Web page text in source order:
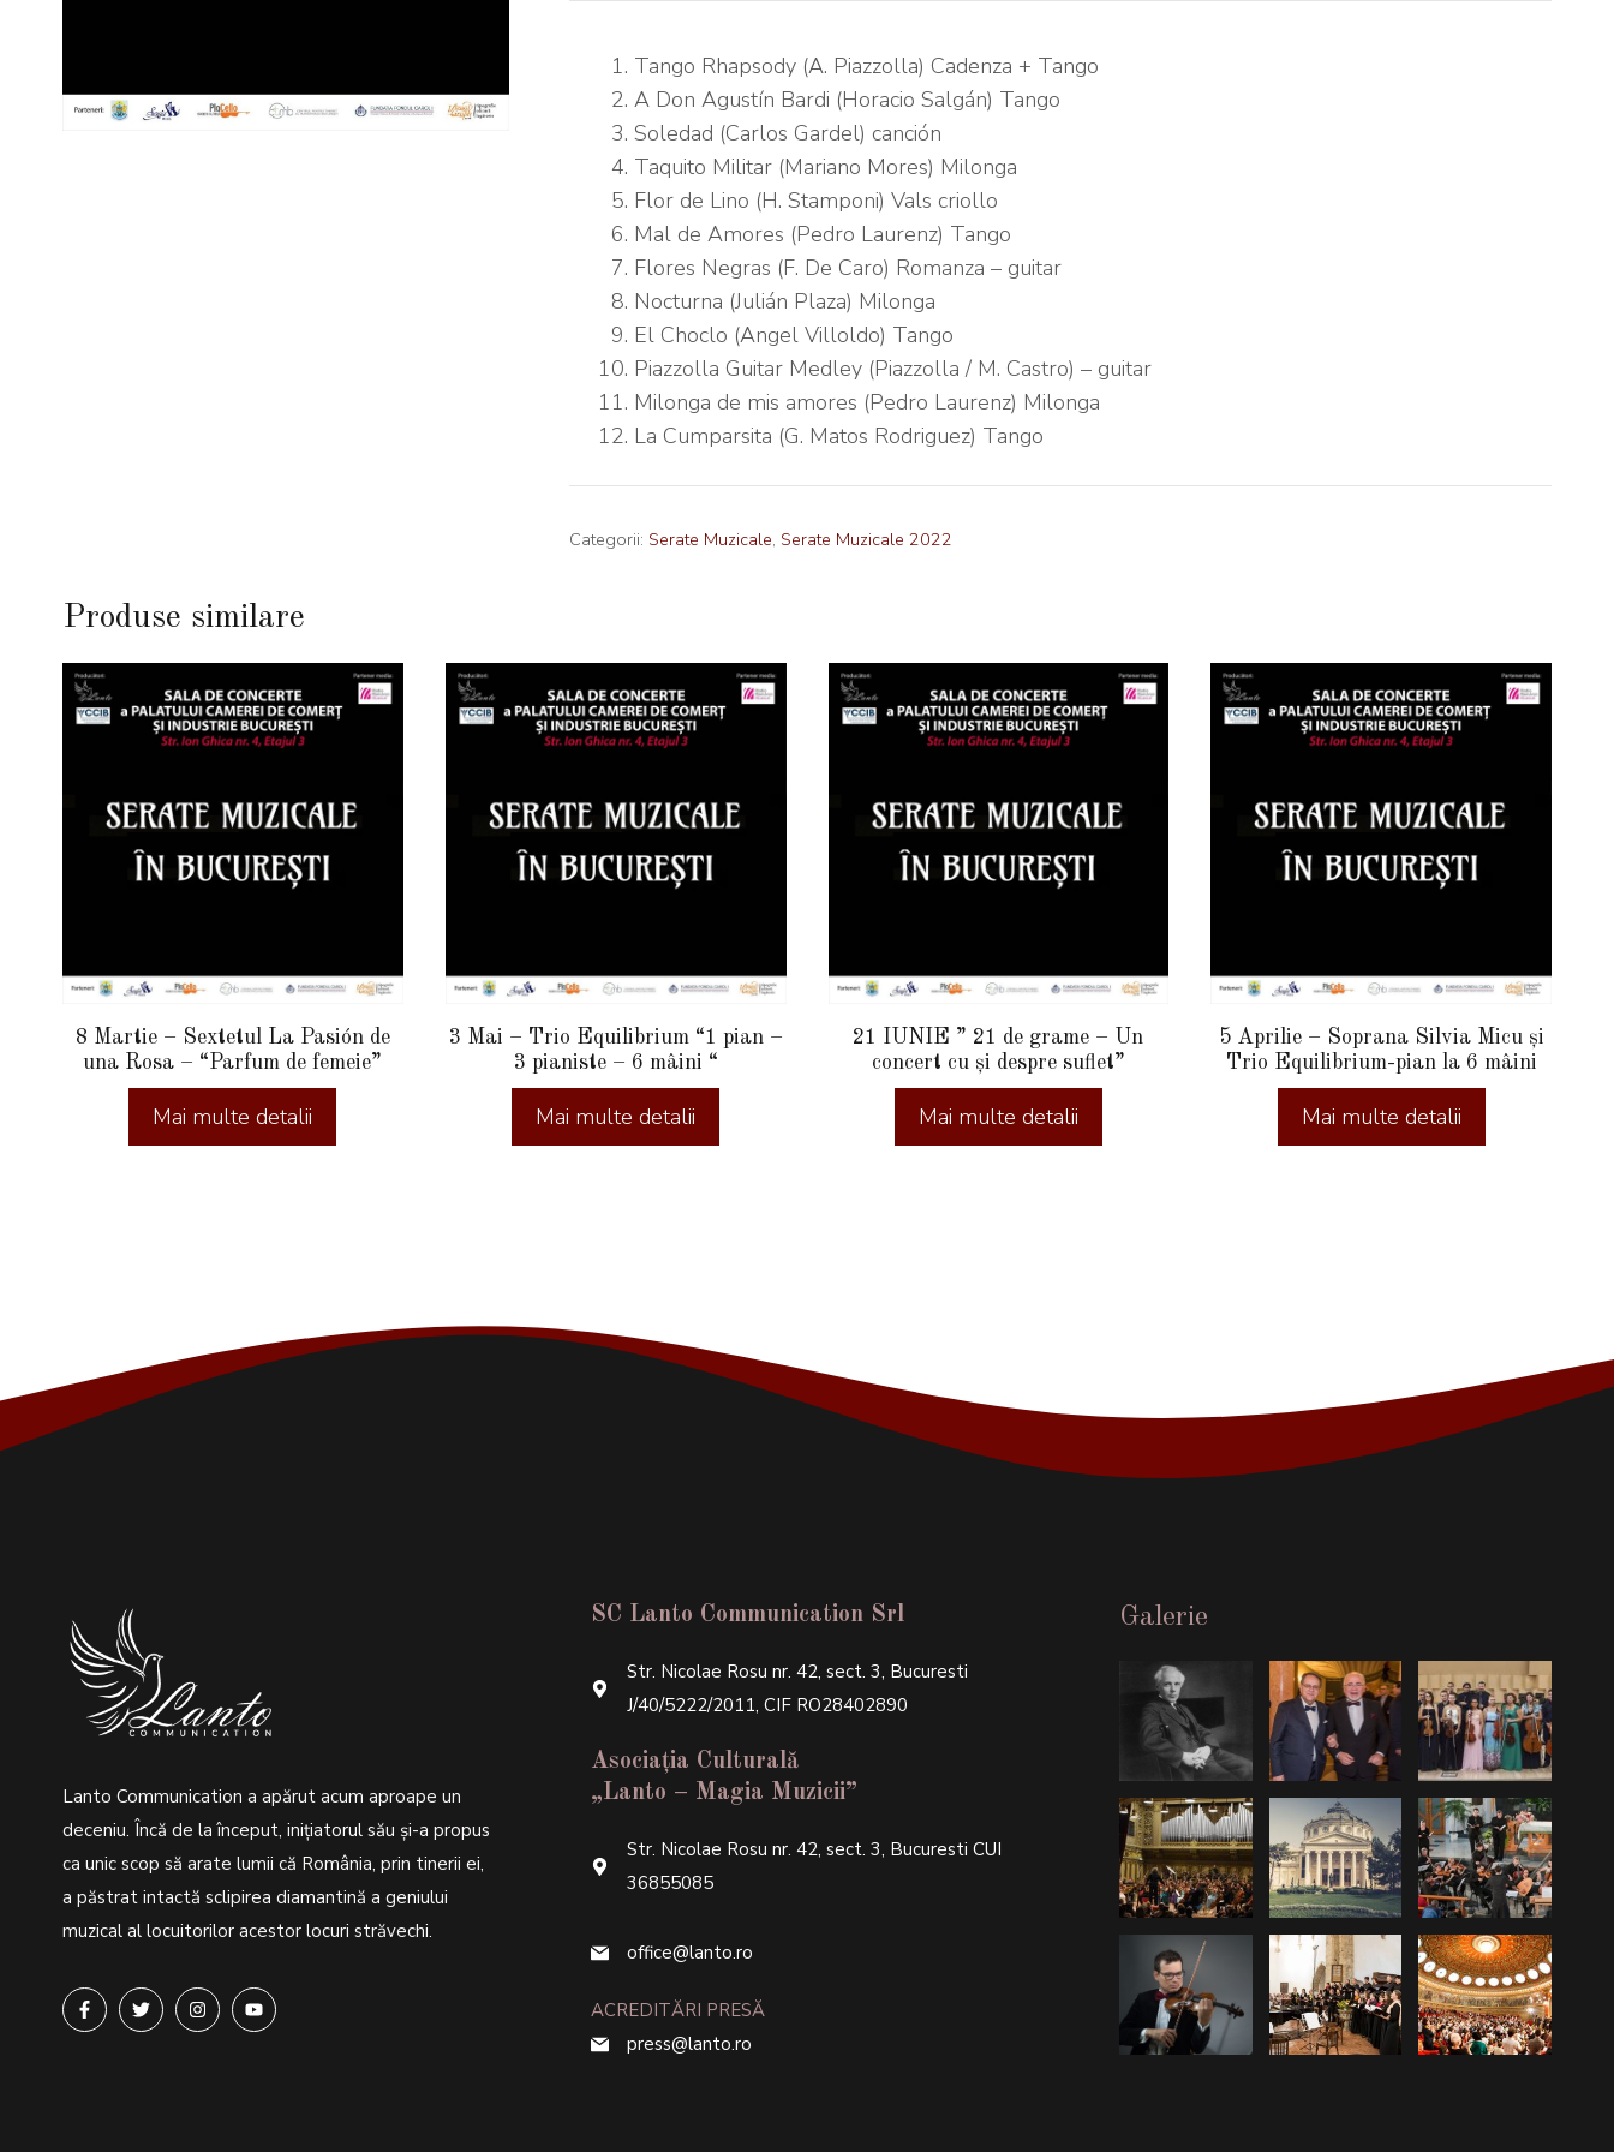
Tango Rhapsody (A. Piazzolla) Cadenza + Tango
A Don Agustín Bardi (Horacio Salgán) Tango
Soledad (Carlos Gardel) canción
Taquito Militar (Mariano Mores) Milonga
Flor de Lino (H. Stamponi) Vals criollo
Mal de Amores (Pedro Laurenz) Tango
Flores Negras (F. De Caro) Romanza – guitar
Nocturna (Julián Plaza) Milonga
El Choclo (Angel Villoldo) Tango
Piazzolla Guitar Medley (Piazzolla / M. Castro) – guitar
Milonga de mis amores (Pedro Laurenz) Milonga
La Cumparsita (G. Matos Rodriguez) Tango
Categorii: Serate Muzicale, Serate Muzicale 2022
Produse similare
8 Martie – Sextetul La Pasión de
una Rosa – “Parfum de femeie”
3 Mai – Trio Equilibrium “1 pian –
3 pianiste – 6 mâini “
21 IUNIE ” 21 de grame – Un
concert cu și despre suflet”
5 Aprilie – Soprana Silvia Micu și
Trio Equilibrium-pian la 6 mâini
Lanto Communication a apărut acum aproape un
deceniu. Încă de la început, inițiatorul său şi-a propus
ca unic scop să arate lumii că România, prin tinerii ei,
a păstrat intactă sclipirea diamantină a geniului
muzical al locuitorilor acestor locuri străvechi.
SC Lanto Communication Srl
Str. Nicolae Rosu nr. 42, sect. 3, Bucuresti
J/40/5222/2011, CIF RO28402890
Asociația Culturală
„Lanto – Magia Muzicii”
Str. Nicolae Rosu nr. 42, sect. 3, Bucuresti CUI
36855085
office@lanto.ro
ACREDITĂRI PRESĂ
press@lanto.ro
Galerie